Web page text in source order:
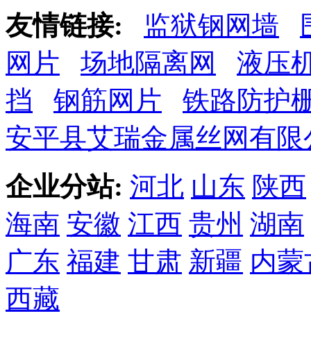
友情链接:
监狱钢网墙
网片
场地隔离网
液压
挡
钢筋网片
铁路防护
安平县艾瑞金属丝网有限
企业分站: 河北 山东 陕西
海南 安徽 江西 贵州 湖南
广东 福建 甘肃 新疆 内蒙
西藏